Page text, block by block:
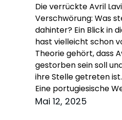
Die verrückte Avril
Verschwörung: Was
dahinter? Ein Blick in
hast vielleicht schon
Theorie gehört, dass
gestorben sein soll
ihre Stelle getreten
Eine portugiesische
Mai 12, 2025